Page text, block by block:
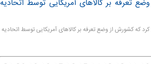
تعرفه بر کالاهای آمریکایی توسط اتحادیه
کرد که کشورش از وضع تعرفه بر کالاهای آمریکایی توسط اتحادیه